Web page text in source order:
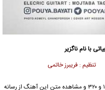
با نام ناگزیر
تنظیم : فریبرز خاتمی
با کیفیت ۱۲۸ و ۳۲۰ و مشاهده متن این آهنگ از رسانه